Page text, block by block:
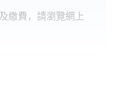
繳費，請瀏覽網上